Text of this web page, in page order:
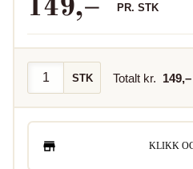
149,– PR. STK
STK Totalt kr. 149,–
KLIKK